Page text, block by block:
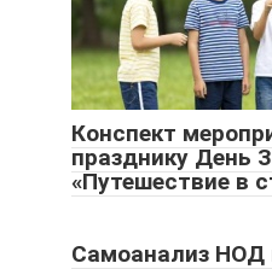
Конспект
празднику День
«Путешествие в
Самоанализ НОД